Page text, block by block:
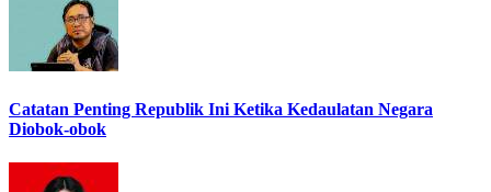
Catatan Penting Republik Ini Ketika Kedaulatan Negara
Diobok-obok